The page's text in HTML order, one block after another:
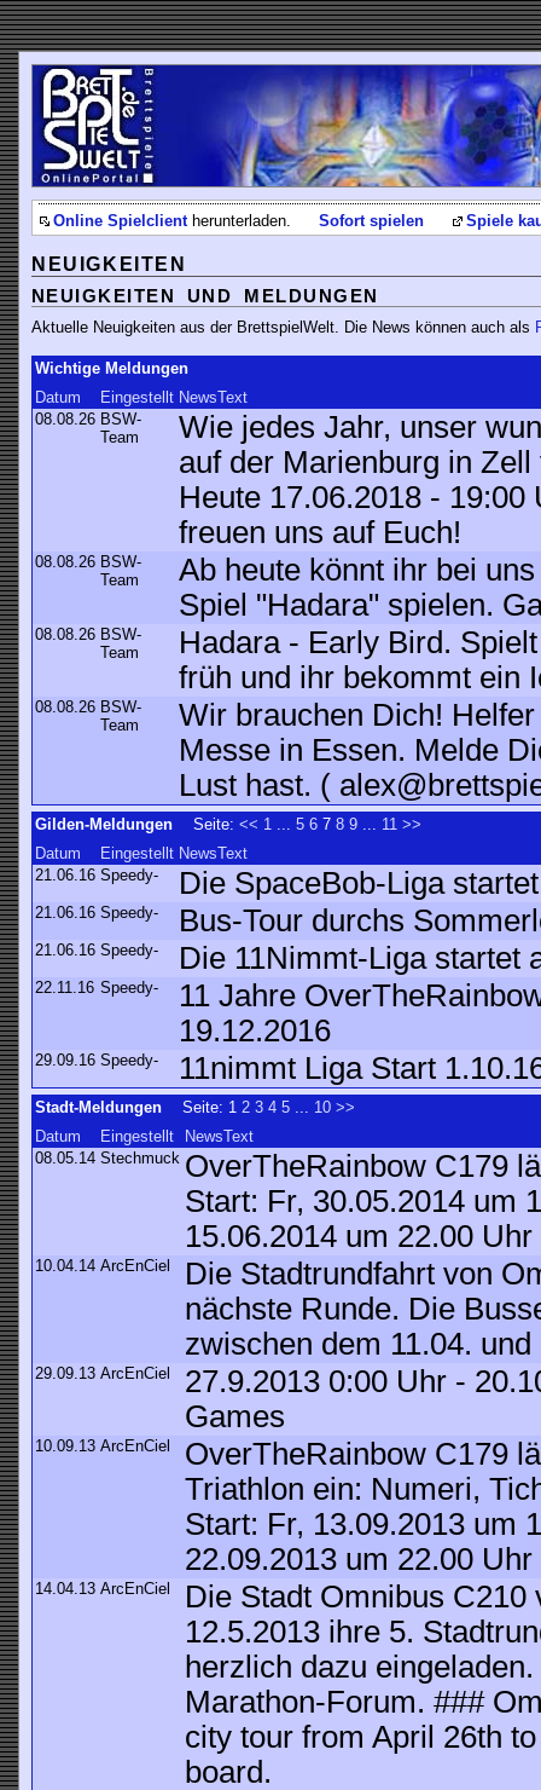
Online Spielclientherunterladen. Sofort spielen Spiele
NEUIGKEITEN
NEUIGKEITEN UND MELDUNGEN
Aktuelle Neuigkeiten aus der BrettspielWelt. Die News können auch als
Wichtige Meldungen
Datum
Eingestellt NewsText
08.08.26 BSW-
Team
Wie jedes Jahr, unser
auf der Marienburg in
Heute 17.06.2018 -
freuen uns auf Euch!
08.08.26 BSW-
Team
Ab heute könnt ihr bei
Spiel "Hadara" spielen.
08.08.26 BSW-
Team
Hadara - Early Bird.
früh und ihr bekommt ein
08.08.26 BSW-
Team
Wir brauchen Dich!
Messe in Essen. Melde
Lust hast. (
Gilden-Meldungen Seite:<< 1 ...5 6 78 9 11 >>
Datum
Eingestellt NewsText
21.06.16 Speedy- Die SpaceBob-Liga
21.06.16 Speedy- Bus-Tour durchs
21.06.16 Speedy- Die 11Nimmt-Liga startet
22.11.16 Speedy-
11 Jahre
19.12.2016
29.09.16 Speedy- 11nimmt Liga Start
Stadt-Meldungen Seite: 1 2 3 4 5 10 >>
Datum
Eingestellt
NewsText
08.05.14 Stechmuck OverTheRainbow C179
Start: Fr, 30.05.2014 um
15.06.2014 um 22.00 Uhr
10.04.14 ArcEnCiel
Die Stadtrundfahrt von
nächste Runde. Die
zwischen dem 11.04.
29.09.13 ArcEnCiel
27.9.2013 0:00 Uhr -
Games
10.09.13 ArcEnCiel
OverTheRainbow C179
Triathlon ein: Numeri,
Start: Fr, 13.09.2013 um
22.09.2013 um 22.00 Uhr
14.04.13 ArcEnCiel
Die Stadt Omnibus
12.5.2013 ihre 5.
herzlich dazu
Marathon-Forum. ###
city tour from April 26th
board.